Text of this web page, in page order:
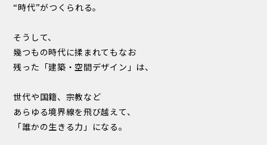
“時代”がつくられる。
そうして、
幾つもの時代に揉まれてもなお
残った「建築・空間デザイン」は、
世代や国籍、宗教など
あらゆる境界線を飛び越えて、
「誰かの生きる力」になる。